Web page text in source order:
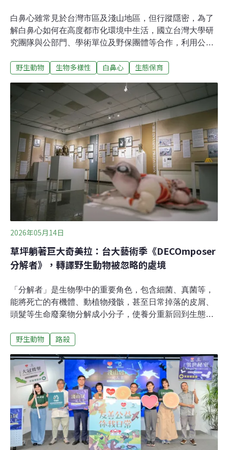
白鼻心雖常見於台灣市區及淺山地區，但行蹤隱密，為了
解白鼻心如何在高度都市化環境中生活，國立台灣大學研
究團隊與公部門、學術單位及野保團體等合作，利用公民
接近淺山的大安、文山、士林與北投地區。團隊也首次紀
寶寶，另一隻「鄰居阿姨」來幫忙，至寶寶長大後離家，
「阿姨」就離開。團隊稱，現有文獻中並無靈貓科動物共
同育幼社會行為的紀錄，台灣此例為世界首例。案例於今
年2月發表於國際期刊《Mammal Research》。城市中的
白鼻心 覓食覓到貓飼料、吐司、廚餘白鼻心是食肉目靈貓
科動物，屬夜行性，經常在樹上活動。近年亦被拍攝到在
建築天花板隔間、校園裡出現，且數量持續增加。
野生動物 生物多樣性 白鼻心 生態保育
2026年05月14日
草坪躺著巨大奇美拉：台大藝術季《DECOmposer
分解者》，轉譯野生動物被忽略的處境
「分解者」是生物學中的重要角色，包含細菌、真菌等，
能將死亡的有機體、動植物殘骸，甚至日常掉落的皮屑、
頭髮等生命廢棄物分解成小分子，使養分重新回到生態循
是科學名詞，也是一種觀看世界的方法。第31屆台大藝術
學校總區登場。本屆藝術季由劉宇桁、張家安擔任總召，
藝術史研究所教授施靜菲指導，以發生在台大與都市日常
周遭的公民科學與生態議題為核心，透過展覽、工作坊、
尋寶活動、市集，邀請觀眾重新看見那些被忽略的生命痕
跡。「分解者不只是生命最後的處理者，它其實也在維持
一個微棲地環境的平衡。」劉宇桁說，分解者能改變環境
中的溫度、酸鹼值與營養含量，使生命得以延續。而公民
野生動物 路殺